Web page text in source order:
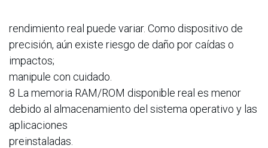
rendimiento real puede variar. Como dispositivo de
precisión, aún existe riesgo de daño por caídas o
impactos;
manipule con cuidado.
8 La memoria RAM/ROM disponible real es menor
debido al almacenamiento del sistema operativo y las
aplicaciones
preinstaladas.